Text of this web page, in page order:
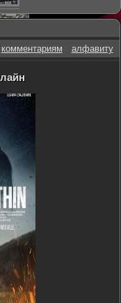
комментариям алфавиту